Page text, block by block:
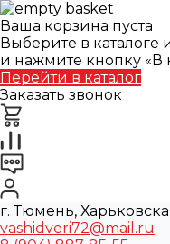
Ваша корзина пуста
Выберите в
и нажмите кнопку «В
Перейти в каталог
Заказать звонок
г. Тюмень,
vashidveri72@mail.ru